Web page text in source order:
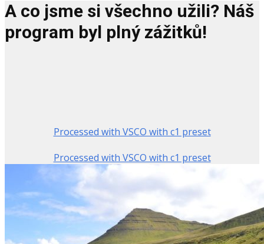
A co jsme si všechno užili? Náš
program byl plný zážitků!
Processed with VSCO with c1 preset
Processed with VSCO with c1 preset